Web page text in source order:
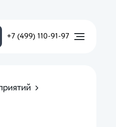
+7 (499) 110-91-97